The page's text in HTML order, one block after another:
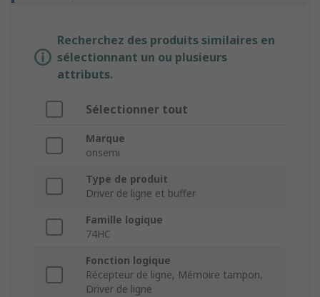
Recherchez des produits similaires en
sélectionnant un ou plusieurs
attributs.
Sélectionner tout
Marque
onsemi
Type de produit
Driver de ligne et buffer
Famille logique
74HC
Fonction logique
Récepteur de ligne, Mémoire tampon,
Driver de ligne